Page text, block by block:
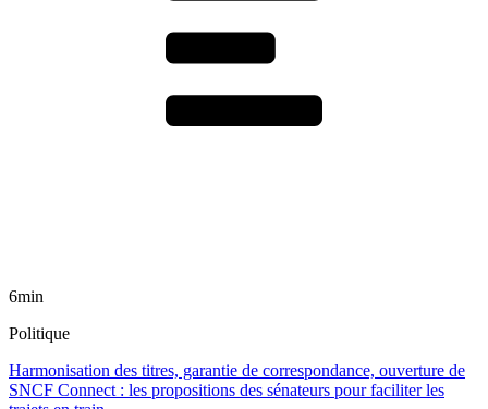
6min
Politique
Harmonisation des titres, garantie de correspondance, ouverture de
SNCF Connect : les propositions des sénateurs pour faciliter les